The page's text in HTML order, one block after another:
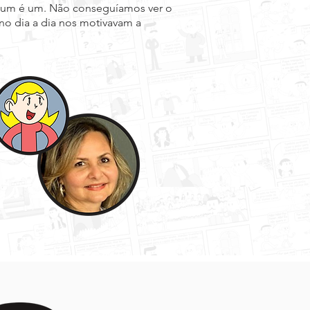
é um. Não conseguíamos ver o
dia a dia nos motivavam a